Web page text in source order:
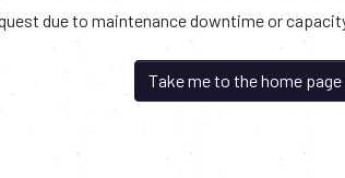
due to maintenance downtime or
Take me to the home page